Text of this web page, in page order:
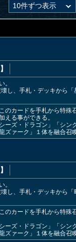
】
。
し、手札・デッキから
カードを手札から特殊
える事ができる。
ズ・ドラゴン」「シン
ァーク」１体を融合召
】
。
し、手札・デッキから
カードを手札から特殊
ズ・ドラゴン」「シン
ァーク」１体を融合召